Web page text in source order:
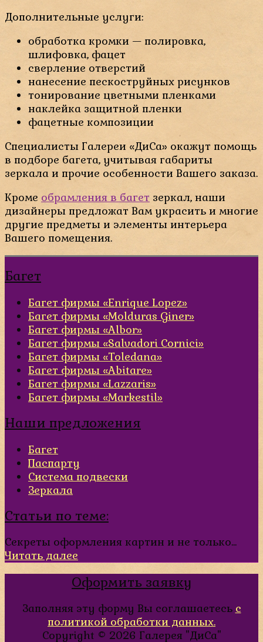
Дополнительные услуги:
обработка кромки — полировка,
шлифовка, фацет
сверление отверстий
нанесение пескоструйных рисунков
тонирование цветными пленками
наклейка защитной пленки
фацетные композиции
Специалисты Галереи «ДиСа» окажут помощь
в подборе багета, учитывая габариты
зеркала и прочие особенности Вашего заказа.
Кроме обрамления в багет зеркал, наши
дизайнеры предложат Вам украсить и многие
другие предметы и элементы интерьера
Вашего помещения.
Багет
Багет фирмы «Enrique Lopez»
Багет фирмы «Molduras Giner»
Багет фирмы «Albor»
Багет фирмы «Salvadori Cornici»
Багет фирмы «Toledana»
Багет фирмы «Abitare»
Багет фирмы «Lazzaris»
Багет фирмы «Markestil»
Наши предложения
Багет
Паспарту
Система подвески
Зеркала
Статьи по теме:
Секреты оформления картин и не только...
Читать далее
Оформить заявку
Заполняя эту форму Вы соглашаетесь с
политикой обработки данных.
Copyright © 2026 Галерея "ДиСа"